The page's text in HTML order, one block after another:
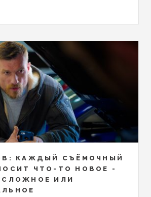
КАЖДЫЙ СЪЁМОЧНЫЙ
ЧТО-ТО НОВОЕ -
ИЛИ